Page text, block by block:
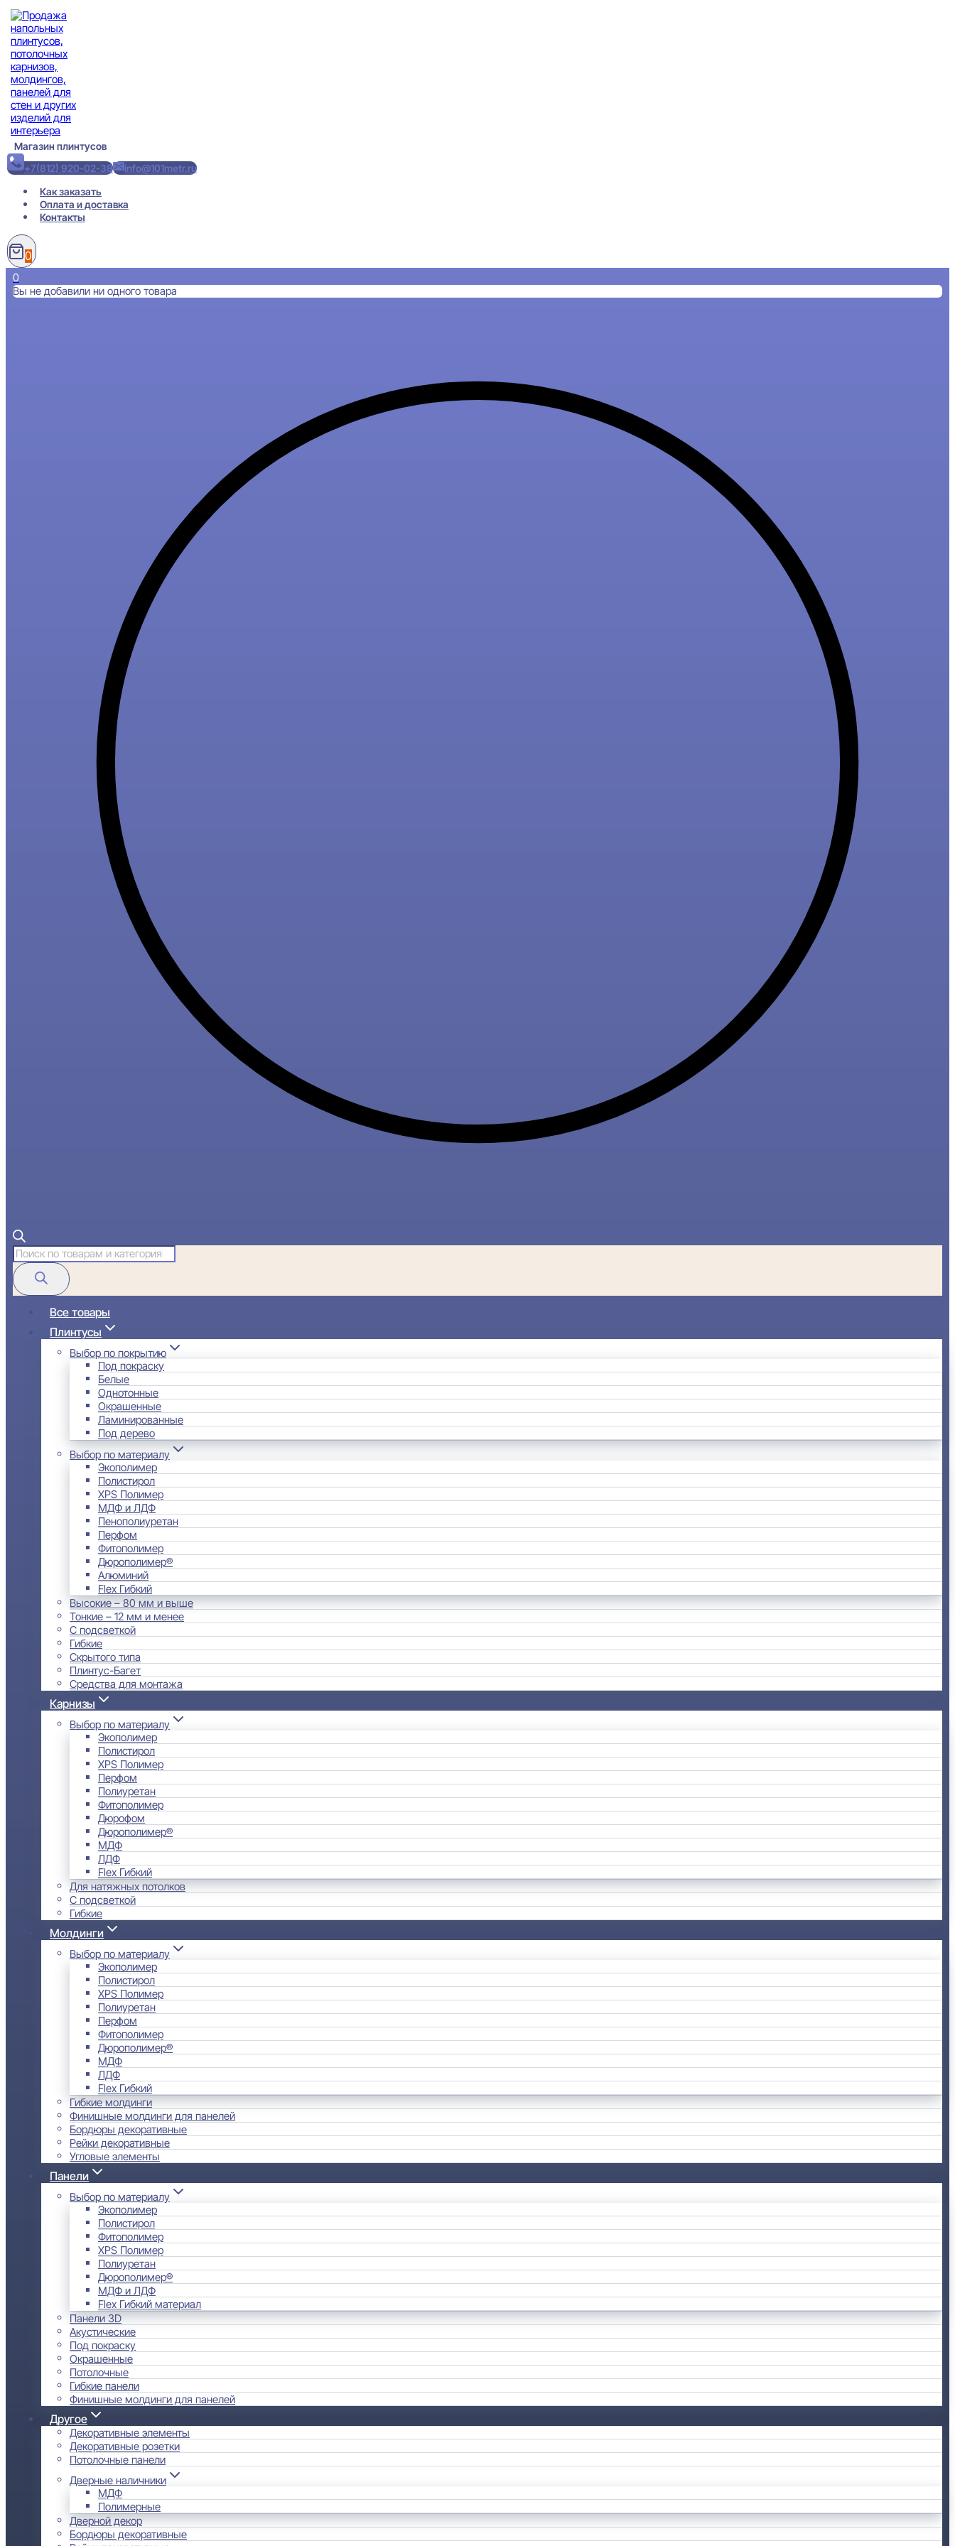
Перейти
содержимому
Магазин плинтусов
+7(812) 920-02-38
info@101metr.ru
Как заказать
Оплата и доставка
Контакты
0
0
Вы не добавили ни одного товара
Поиск
товаров
Все товары
Плинтусы
Выбор по покрытию
Под покраску
Белые
Однотонные
Окрашенные
Ламинированные
Под дерево
Выбор по материалу
Экополимер
Полистирол
XPS Полимер
МДФ и ЛДФ
Пенополиуретан
Перфом
Фитополимер
Дюрополимер®
Алюминий
Flex Гибкий
Высокие – 80 мм и выше
Тонкие – 12 мм и менее
С подсветкой
Гибкие
Скрытого типа
Плинтус-Багет
Средства для монтажа
Карнизы
Выбор по материалу
Экополимер
Полистирол
XPS Полимер
Перфом
Полиуретан
Фитополимер
Дюрофом
Дюрополимер®
МДФ
ЛДФ
Flex Гибкий
Для натяжных потолков
С подсветкой
Гибкие
Молдинги
Выбор по материалу
Экополимер
Полистирол
XPS Полимер
Полиуретан
Перфом
Фитополимер
Дюрополимер®
МДФ
ЛДФ
Flex Гибкий
Гибкие молдинги
Финишные молдинги для панелей
Бордюры декоративные
Рейки декоративные
Угловые элементы
Панели
Выбор по материалу
Экополимер
Полистирол
Фитополимер
XPS Полимер
Полиуретан
Дюрополимер®
МДФ и ЛДФ
Flex Гибкий материал
Панели 3D
Акустические
Под покраску
Окрашенные
Потолочные
Гибкие панели
Финишные молдинги для панелей
Другое
Декоративные элементы
Декоративные розетки
Потолочные панели
Дверные наличники
МДФ
Полимерные
Дверной декор
Бордюры декоративные